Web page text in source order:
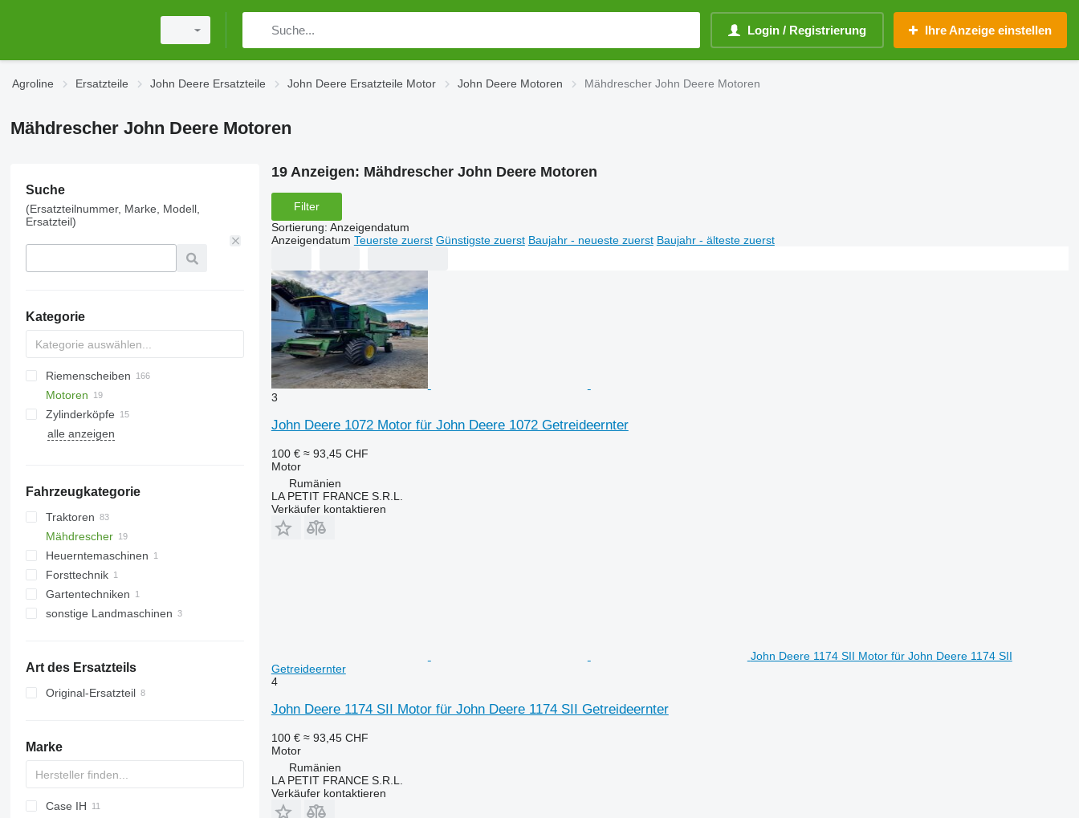
Login / Registrierung Ihre Anzeige einstellen
Agroline Ersatzteile John Deere Ersatzteile John Deere Ersatzteile Motor John Deere Motoren Mähdrescher John Deere Motoren
Mähdrescher John Deere Motoren
Suche
(Ersatzteilnummer, Marke, Modell,
Ersatzteil)
Kategorie
Riemenscheiben
Motoren
Zylinderköpfe
alle anzeigen
Fahrzeugkategorie
Traktoren
Radtraktoren
Raupentraktoren
Mähdrescher
Getreideernter
Feldhäcksler
Heuerntemaschinen
Hoflader
Forsttechnik
Gartentechniken
Rasentraktoren
sonstige Landmaschinen
Art des Ersatzteils
Original-Ersatzteil
Marke
Case IH
19 Anzeigen: Mähdrescher John Deere Motoren
Filter
Sortierung: Anzeigendatum
Anzeigendatum Teuerste zuerst Günstigste zuerst Baujahr - neueste zuerst Baujahr - älteste zuerst
3
John Deere 1072 Motor für John Deere 1072 Getreideernter
100 € ≈ 93,45 CHF
Motor
Rumänien
LA PETIT FRANCE S.R.L.
Verkäufer kontaktieren
John Deere 1174 SII Motor für John Deere 1174 SII
Getreideernter
4
John Deere 1174 SII Motor für John Deere 1174 SII Getreideernter
100 € ≈ 93,45 CHF
Motor
Rumänien
LA PETIT FRANCE S.R.L.
Verkäufer kontaktieren